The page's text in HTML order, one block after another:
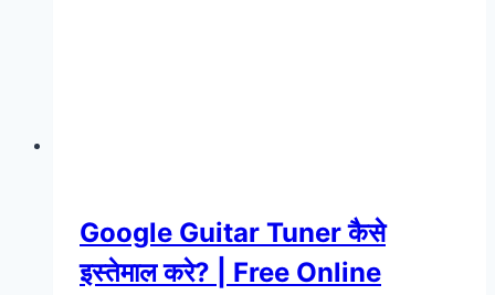
Google Guitar Tuner कैसे
इस्तेमाल करे? | Free Online